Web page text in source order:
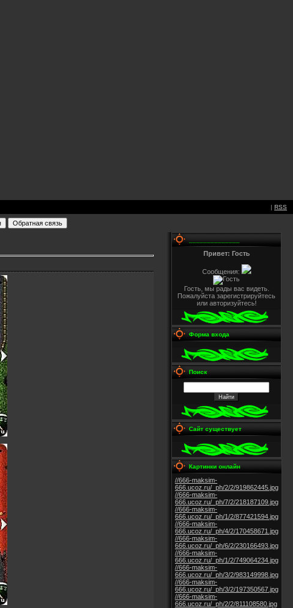
| RSS
Привет: Гость
Сообщения:
Гость, мы рады вас видеть.
Пожалуйста зарегистрируйтесь
или авторизуйтесь!
Форма входа
Поиск
Сайт существует
Картинки онлайн
//666-maksim-
666.ucoz.ru/_ph/2/2/919862445.jpg
//666-maksim-
666.ucoz.ru/_ph/7/2/218187109.jpg
//666-maksim-
666.ucoz.ru/_ph/1/2/877421594.jpg
//666-maksim-
666.ucoz.ru/_ph/4/2/170458671.jpg
//666-maksim-
666.ucoz.ru/_ph/6/2/230166493.jpg
//666-maksim-
666.ucoz.ru/_ph/1/2/749064234.jpg
//666-maksim-
666.ucoz.ru/_ph/3/2/983149998.jpg
//666-maksim-
666.ucoz.ru/_ph/3/2/197350567.jpg
//666-maksim-
666.ucoz.ru/_ph/2/2/811108580.jpg